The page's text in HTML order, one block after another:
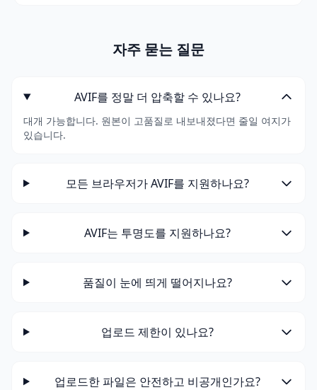
자주 묻는 질문
AVIF를 정말 더 압축할 수 있나요?
대개 가능합니다. 원본이 고품질로 내보내졌다면 줄일 여지가
있습니다.
모든 브라우저가 AVIF를 지원하나요?
AVIF는 투명도를 지원하나요?
품질이 눈에 띄게 떨어지나요?
업로드 제한이 있나요?
업로드한 파일은 안전하고 비공개인가요?